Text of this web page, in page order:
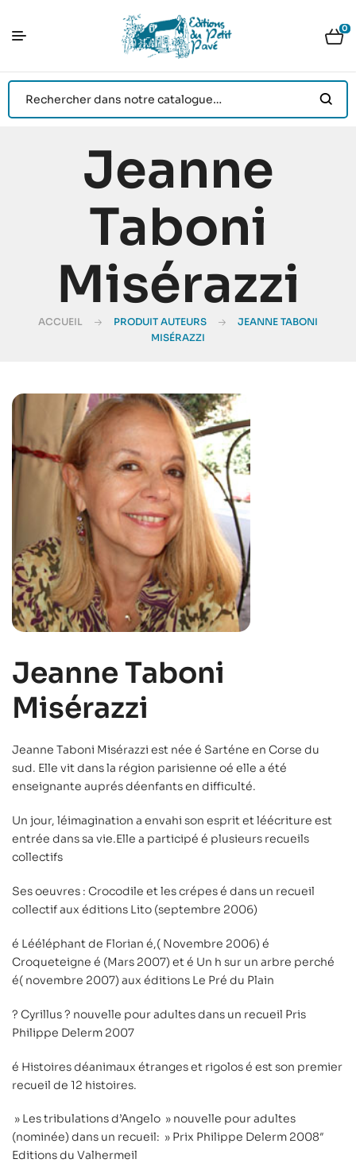
0
Jeanne
Taboni
Misérazzi
ACCUEIL PRODUIT AUTEURS
JEANNE TABONI
MISÉRAZZI
Jeanne Taboni
Misérazzi
Jeanne Taboni Misérazzi est née é Sarténe en Corse du
sud. Elle vit dans la région parisienne oé elle a été
enseignante auprés déenfants en difficulté.
Un jour, léimagination a envahi son esprit et léécriture est
entrée dans sa vie.Elle a participé é plusieurs recueils
collectifs
Ses oeuvres : Crocodile et les crépes é dans un recueil
collectif aux éditions Lito (septembre 2006)
é Lééléphant de Florian é,( Novembre 2006) é
Croqueteigne é (Mars 2007) et é Un h sur un arbre perché
é( novembre 2007) aux éditions Le Pré du Plain
? Cyrillus ? nouvelle pour adultes dans un recueil Pris
Philippe Delerm 2007
é Histoires déanimaux étranges et rigolos é est son premier
recueil de 12 histoires.
» Les tribulations d’Angelo » nouvelle pour adultes
(nominée) dans un recueil: » Prix Philippe Delerm 2008″
Editions du Valhermeil